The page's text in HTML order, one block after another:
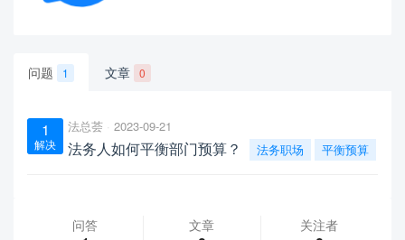
问题 1 文章 0
1
解决
法总荟 2023-09-21
法务人如何平衡部门预算？ 法务职场 平衡预算
问答 文章 关注者